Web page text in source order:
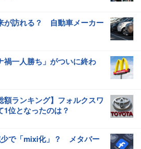
が訪れる？ 自動車メーカー
禍一人勝ち」がついに終わ
額ランキング】フォルクスワ
位となったのは？
で「mixi化」？ メタバー